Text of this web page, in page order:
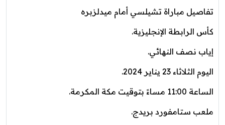
تفاصيل مباراة تشيلسي أمام ميدلزبره
كأس الرابطة الإنجليزية.
إياب نصف النهائي.
اليوم الثلاثاء 23 يناير 2024.
الساعة 11:00 مساءً بتوقيت مكة المكرمة.
ملعب ستامفورد بريدج.